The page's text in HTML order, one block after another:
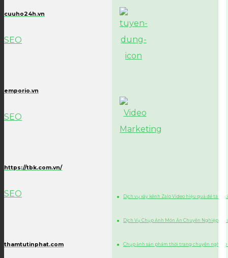
Dịch vụ xây kênh Zalo Video hiệu quả để tăng
Dịch Vụ Chụp Ảnh Món Ăn Chuyên Nghiệp,
Chụp ảnh sản phẩm thời trang chuyên nghiệp
cuuho24h.vn
SEO
emporio.vn
SEO
https://tbk.com.vn/
SEO
thamtutinphat.com